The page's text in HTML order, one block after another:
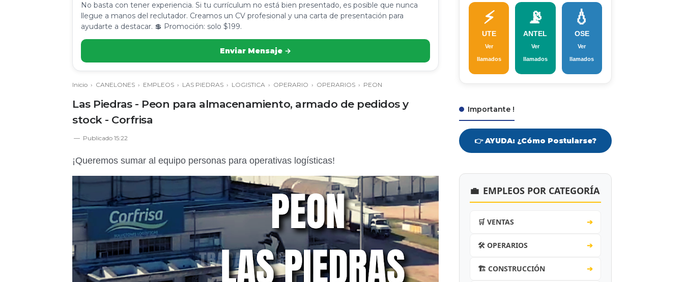
No basta con tener experiencia. Si tu currículum no está bien presentado, es posible que nunca
llegue a manos del reclutador. Creamos un CV profesional y una carta de presentación para
ayudarte a destacar. 💲 Promoción: solo $199.
Enviar Mensaje →
Inicio › CANELONES › EMPLEOS › LAS PIEDRAS › LOGISTICA › OPERARIO › OPERARIOS › PEON
Las Piedras - Peon para almacenamiento, armado de pedidos y
stock - Corfrisa
Publicado 15:22
¡Queremos sumar al equipo personas para operativas logísticas!
⚡
UTE
Ver
llamados
📡
ANTEL
Ver
llamados
💧
OSE
Ver
llamados
Importante !
👉 AYUDA: ¿Cómo Postularse?
💼 EMPLEOS POR CATEGORÍA
🛒 VENTAS ➔
🛠️ OPERARIOS ➔
🏗️ CONSTRUCCIÓN ➔